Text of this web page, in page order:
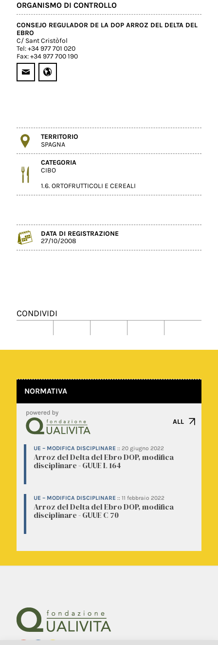
ORGANISMO DI CONTROLLO
CONSEJO REGULADOR DE LA DOP ARROZ DEL DELTA DEL
EBRO
C/ Sant Cristòfol
Tel: +34 977 701 020
Fax: +34 977 700 190
TERRITORIO
SPAGNA
CATEGORIA
CIBO
1.6. ORTOFRUTTICOLI E CEREALI
DATA DI REGISTRAZIONE
27/10/2008
CONDIVIDI
NORMATIVA
ALL
UE – MODIFICA DISCIPLINARE :: 20 giugno 2022
Arroz del Delta del Ebro DOP, modifica
disciplinare - GUUE L 164
UE – MODIFICA DISCIPLINARE :: 11 febbraio 2022
Arroz del Delta del Ebro DOP, modifica
disciplinare - GUUE C 70